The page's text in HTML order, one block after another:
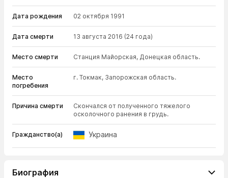
Дата рождения 02 октября 1991
Дата смерти 13 августа 2016 (24 года)
Место смерти Станция Майорская, Донецкая область.
Место
погребения
г. Токмак, Запорожская область.
Причина смерти
Скончался от полученного тяжелого
осколочного ранения в грудь.
Гражданство(а) Украина
Биография